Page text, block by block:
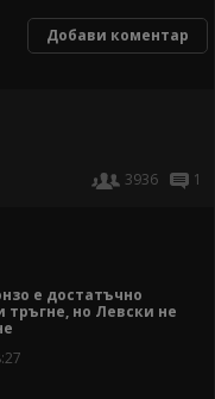
Добави коментар
3936
1
е достатъчно
тръгне, но Левски не